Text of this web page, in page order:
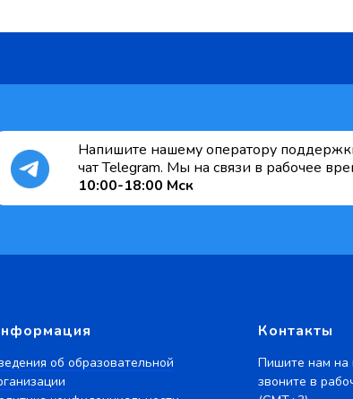
Напишите нашему оператору
чат Telegram. Мы на связи в рабочее
10:00-18:00 Мск
об образовательной
Контакты
Пишите нам на
звоните в